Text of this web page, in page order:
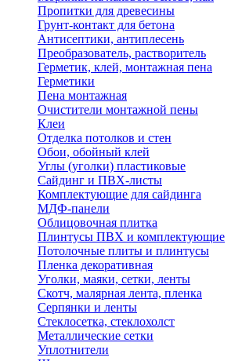
Пропитки для древесины
Грунт-контакт для бетона
Антисептики, антиплесень
Преобразователь, растворитель
Герметик, клей, монтажная пена
Герметики
Пена монтажная
Очистители монтажной пены
Клеи
Отделка потолков и стен
Обои, обойный клей
Углы (уголки) пластиковые
Сайдинг и ПВХ-листы
Комплектующие для сайдинга
МДФ-панели
Облицовочная плитка
Плинтусы ПВХ и комплектующие
Потолочные плиты и плинтусы
Пленка декоративная
Уголки, маяки, сетки, ленты
Скотч, малярная лента, пленка
Серпянки и ленты
Стеклосетка, стеклохолст
Металлические сетки
Уплотнители